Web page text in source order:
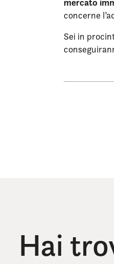
concerne
Sei in
Hai